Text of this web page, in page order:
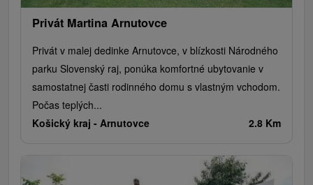
Privát Martina Arnutovce
Privát v malej dedinke Arnutovce, v blízkosti Národného
parku Slovenský raj, ponúka komfortné ubytovanie v
samostatnej časti rodinného domu s vlastným vchodom.
Počas teplých...
Košický kraj - Arnutovce 2.8 Km